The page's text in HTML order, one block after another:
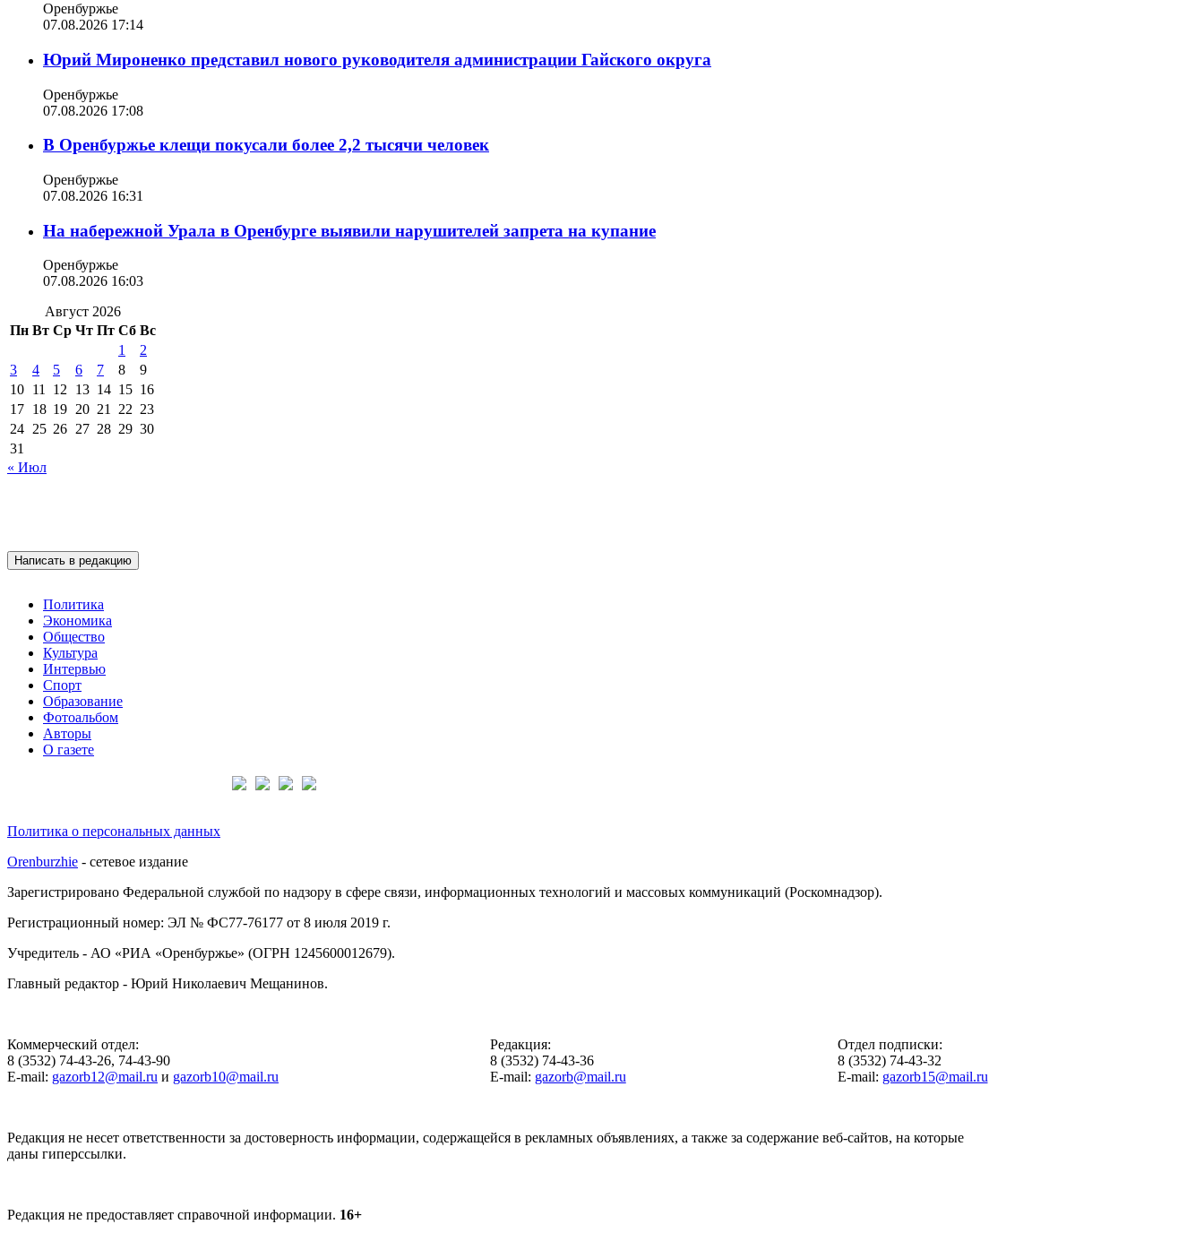
Оренбуржье
07.08.2026 17:14
Юрий Мироненко представил нового руководителя администрации Гайского округа
Оренбуржье
07.08.2026 17:08
В Оренбуржье клещи покусали более 2,2 тысячи человек
Оренбуржье
07.08.2026 16:31
На набережной Урала в Оренбурге выявили нарушителей запрета на купание
Оренбуржье
07.08.2026 16:03
Август 2026
Пн Вт Ср Чт Пт Сб Вс
1
2
3
4 5 6 7 8
9
10 11 12 13 14 15 16
17 18 19 20 21 22 23
24 25 26 27 28 29 30
31
« Июл
Написать в редакцию
Политика
Экономика
Общество
Культура
Интервью
Спорт
Образование
Фотоальбом
Авторы
О газете
Политика о персональных данных
Orenburzhie - сетевое издание
Зарегистрировано Федеральной службой по надзору в сфере связи, информационных технологий и массовых коммуникаций (Роскомнадзор).
Регистрационный номер: ЭЛ № ФС77-76177 от 8 июля 2019 г.
Учредитель - АО «РИА «Оренбуржье» (ОГРН 1245600012679).
Главный редактор - Юрий Николаевич Мещанинов.
Коммерческий отдел:
8 (3532) 74-43-26, 74-43-90
E-mail: gazorb12@mail.ru и gazorb10@mail.ru
Редакция:
8 (3532) 74-43-36
E-mail: gazorb@mail.ru
Отдел подписки:
8 (3532) 74-43-32
E-mail: gazorb15@mail.ru
Редакция не несет ответственности за достоверность информации, содержащейся в рекламных объявлениях, а также за содержание веб-сайтов, на которые
даны гиперссылки.
Редакция не предоставляет справочной информации. 16+